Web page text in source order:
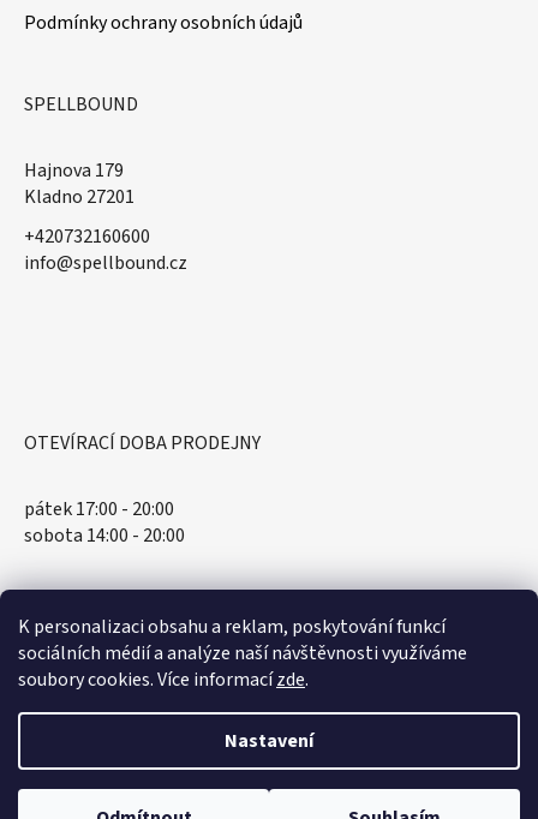
K personalizaci obsahu a reklam, poskytování funkcí
sociálních médií a analýze naší návštěvnosti využíváme
soubory cookies. Více informacízde.
Nastavení
Podmínky ochrany osobních údajů
SPELLBOUND
Hajnova 179
Kladno 27201
+420732160600
​info@spellbound.cz
OTEVÍRACÍ DOBA PRODEJNY
pátek 17:00 - 20:00
sobota 14:00 - 20:00
Vytvořil Shoptet